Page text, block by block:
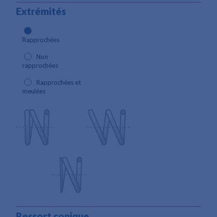
Extrémités
Rapprochées
Non
rapprochées
Rapprochées et
meulées